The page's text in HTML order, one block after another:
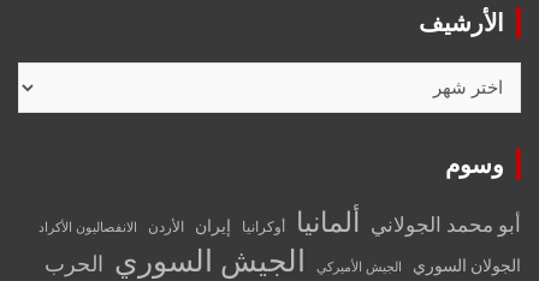
الأرشيف
وسوم
أبو محمد الجولاني ألمانيا أوكرانيا إيران الأردن الانفصاليون الأكراد
الجولان السوري الجيش الأميركي الجيش السوري الحرب